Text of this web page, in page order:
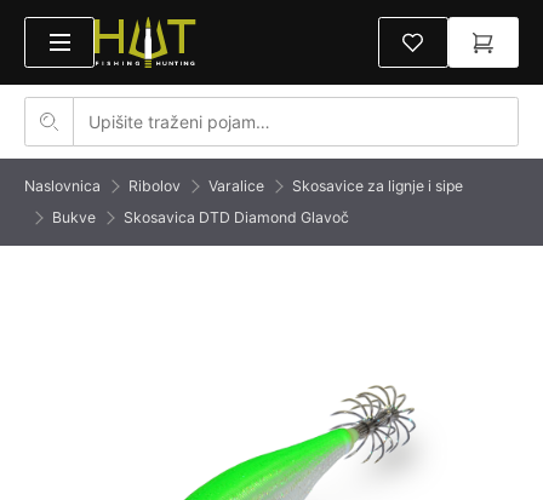
Naslovnica Ribolov Varalice
Skosavice za lignje i sipe
Bukve
Skosavica DTD Diamond Glavoč